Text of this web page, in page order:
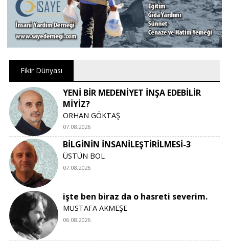
Fikir Dünyası
YENİ BİR MEDENİYET İNŞA EDEBİLİR
MİYİZ?
ORHAN GÖKTAŞ
07.08.2026
BİLGİNİN İNSANİLEŞTİRİLMESİ-3
ÜSTÜN BOL
07.08.2026
işte ben biraz da o hasreti severim.
MUSTAFA AKMEŞE
06.08.2026